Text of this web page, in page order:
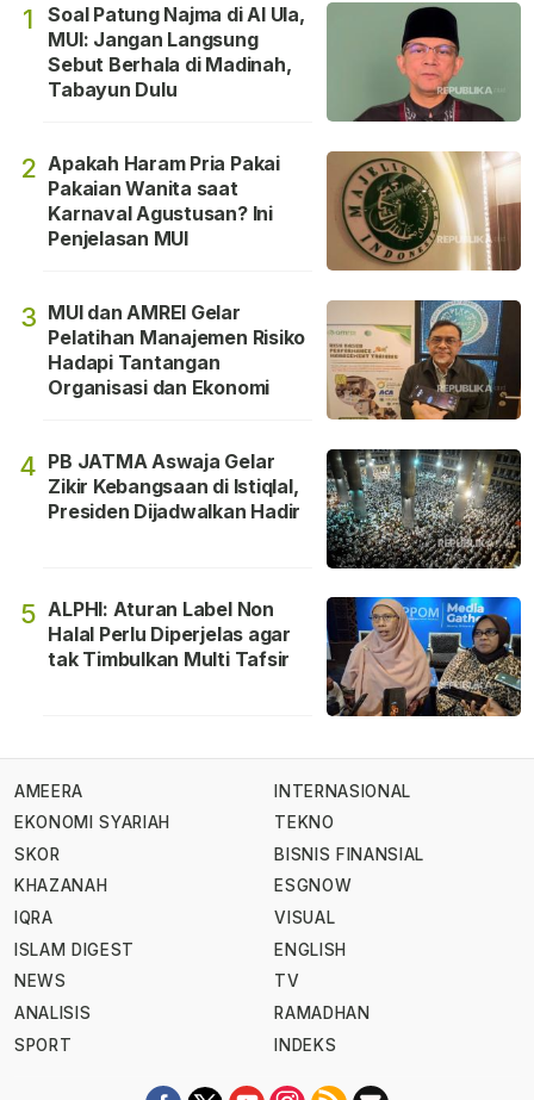
1
Soal Patung Najma di Al Ula,
MUI: Jangan Langsung
Sebut Berhala di Madinah,
Tabayun Dulu
2 Apakah Haram Pria Pakai
Pakaian Wanita saat
Karnaval Agustusan? Ini
Penjelasan MUI
3 MUI dan AMREI Gelar
Pelatihan Manajemen Risiko
Hadapi Tantangan
Organisasi dan Ekonomi
4 PB JATMA Aswaja Gelar
Zikir Kebangsaan di Istiqlal,
Presiden Dijadwalkan Hadir
5 ALPHI: Aturan Label Non
Halal Perlu Diperjelas agar
tak Timbulkan Multi Tafsir
AMEERA
EKONOMI SYARIAH
SKOR
KHAZANAH
IQRA
ISLAM DIGEST
NEWS
ANALISIS
SPORT
INTERNASIONAL
TEKNO
BISNIS FINANSIAL
ESGNOW
VISUAL
ENGLISH
TV
RAMADHAN
INDEKS